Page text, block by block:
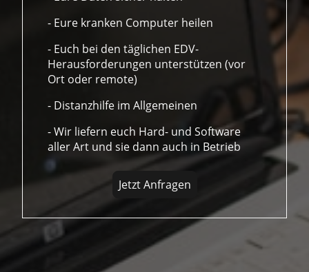
- Eure kranken Computer heilen
- Euch bei den täglichen EDV-
Herausforderungen unterstützen (vor
Ort oder remote)
- Distanzhilfe im Allgemeinen
- Wir liefern euch Hard- und Software
aller Art und sie dann auch in Betrieb
Jetzt Anfragen